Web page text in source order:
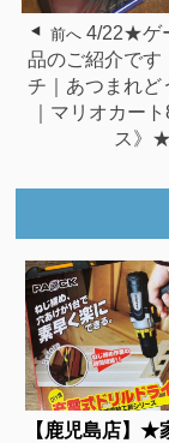
前へ 4/22★ゲ
品のご紹介です
チ｜あつまれど
｜マリオカー
ス》★
【鹿児島店】★